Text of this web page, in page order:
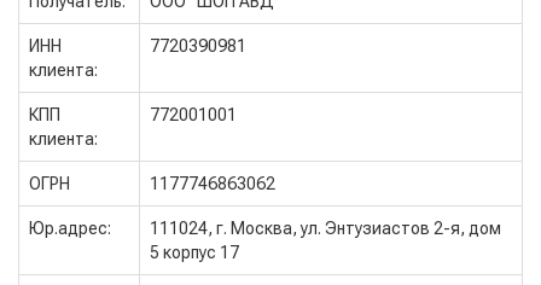
ИНН
клиента:
7720390981
КПП
клиента:
772001001
ОГРН 1177746863062
Юр.адрес:
111024, г. Москва, ул. Энтузиастов 2-я, дом
5 корпус 17